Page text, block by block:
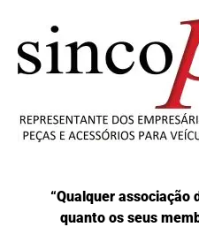
“Qualquer associação
quanto os seus